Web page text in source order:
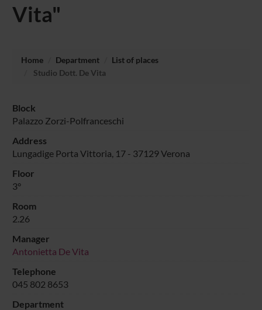
Vita"
Home Department
List of places
Studio Dott. De Vita
Block
Palazzo Zorzi-Polfranceschi
Address
Lungadige Porta Vittoria, 17 - 37129 Verona
Floor
3°
Room
2.26
Manager
Antonietta De Vita
Telephone
045 802 8653
Department